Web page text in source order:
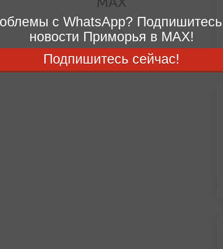
с WhatsApp?
новости Приморья в MAX!
Подпишитесь сейчас!